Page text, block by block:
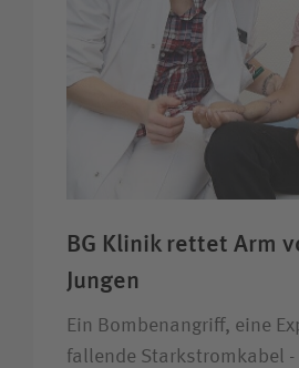
BG Klinik rettet Arm
Jungen
Ein Bombenangriff, eine
fallende Starkstromkabel